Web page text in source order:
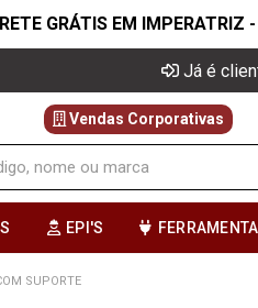
GRÁTIS EM IMPERATRIZ
Já é
Vendas Corporativas
EPI'S
SUPORTE